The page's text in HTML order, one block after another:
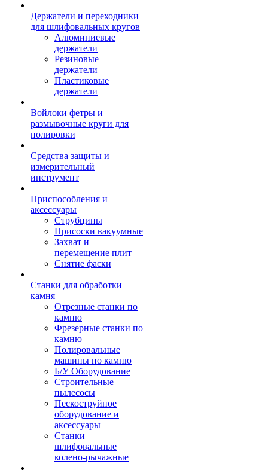
Держатели и переходники
для шлифовальных кругов
Алюминиевые
держатели
Резиновые
держатели
Пластиковые
держатели
Войлоки фетры и
размывочные круги для
полировки
Средства защиты и
измерительный
инструмент
Приспособления и
аксессуары
Струбцины
Присоски вакуумные
Захват и
перемещение плит
Снятие фаски
Станки для обработки
камня
Отрезные станки по
камню
Фрезерные станки по
камню
Полировальные
машины по камню
Б/У Оборудование
Строительные
пылесосы
Пескоструйное
оборудование и
аксессуары
Станки
шлифовальные
колено-рычажные